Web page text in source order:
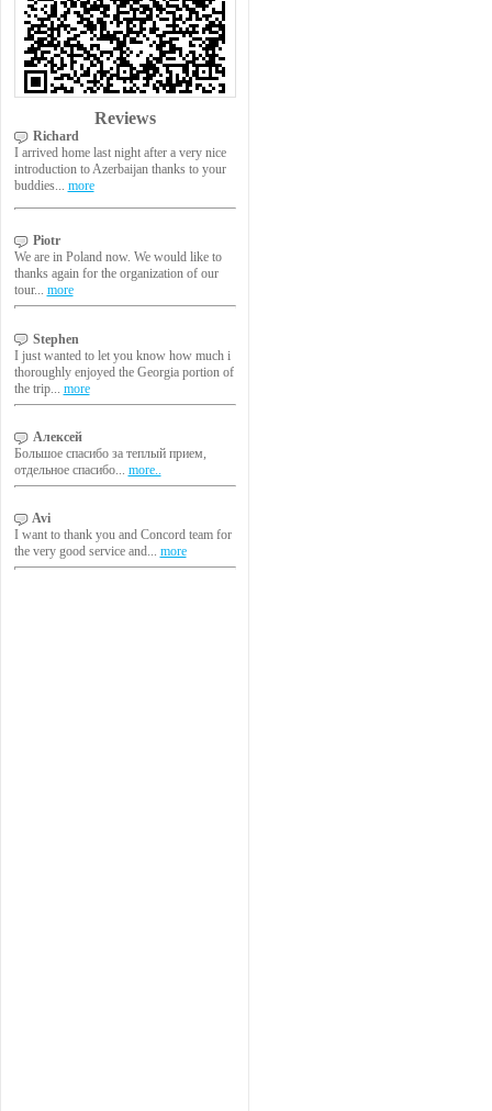
Reviews
Richard
I arrived home last night after a very nice
introduction to Azerbaijan thanks to your
buddies... more
Piotr
We are in Poland now. We would like to
thanks again for the organization of our
tour... more
Stephen
I just wanted to let you know how much i
thoroughly enjoyed the Georgia portion of
the trip... more
Алексей
Большое спасибо за теплый прием,
отдельное спасибо... more..
Avi
I want to thank you and Concord team for
the very good service and... more